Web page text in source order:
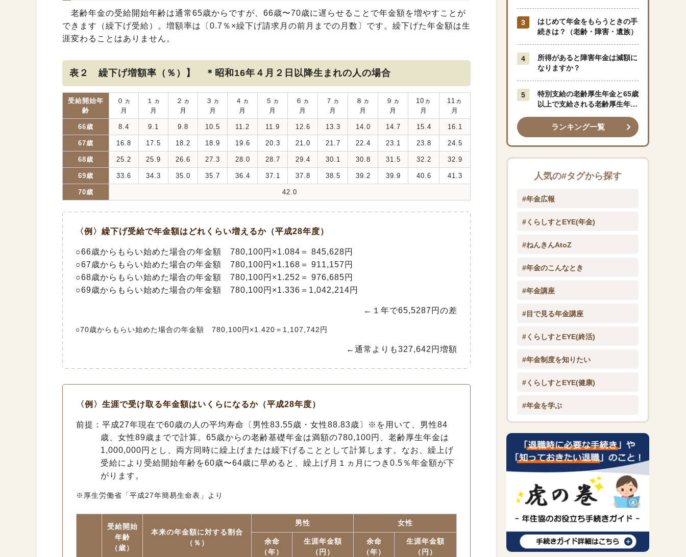
老齢年金の受給開始年齢は通常65歳からですが、66歳〜70歳に遅らせることで年金額を増やすことが
できます（繰下げ受給）。増額率は〔0.7％×繰下げ請求月の前月までの月数〕です。繰下げた年金額は生
涯変わることはありません。
表２ 繰下げ増額率（％）】 ＊昭和16年４月２日以降生まれの人の場合
受給開始年
齢
０ヵ
月
１ヵ
月
２ヵ
月
３ヵ
月
４ヵ
月
５ヵ
月
６ヵ
月
７ヵ
月
８ヵ
月
９ヵ
月
10ヵ
月
11ヵ
月
66歳 8.4 9.1 9.8 10.5 11.2 11.9 12.6 13.3 14.0 14.7 15.4 16.1
67歳 16.8 17.5 18.2 18.9 19.6 20.3 21.0 21.7 22.4 23.1 23.8 24.5
68歳 25.2 25.9 26.6 27.3 28.0 28.7 29.4 30.1 30.8 31.5 32.2 32.9
69歳 33.6 34.3 35.0 35.7 36.4 37.1 37.8 38.5 39.2 39.9 40.6 41.3
70歳 42.0
〈例〉繰下げ受給で年金額はどれくらい増えるか（平成28年度）
○66歳からもらい始めた場合の年金額 780,100円×1.084＝ 845,628円
○67歳からもらい始めた場合の年金額 780,100円×1.168＝ 911,157円
○68歳からもらい始めた場合の年金額 780,100円×1.252＝ 976,685円
○69歳からもらい始めた場合の年金額 780,100円×1.336＝1,042,214円
←１年で65,5287円の差
○70歳からもらい始めた場合の年金額 780,100円×1.420＝1,107,742円
←通常よりも327,642円増額
〈例〉生涯で受け取る年金額はいくらになるか（平成28年度）
前提：平成27年現在で60歳の人の平均寿命〔男性83.55歳・女性88.83歳〕 ※ を用いて、男性84
歳、女性89歳までで計算。65歳からの老齢基礎年金は満額の780,100円、老齢厚生年金は
1,000,000円とし、両方同時に繰上げまたは繰下げることとして計算します。なお、繰上げ
受給により受給開始年齢を60歳〜64歳に早めると、繰上げ月１ヵ月につき0.5％年金額が下
がります。
※厚生労働省「平成27年簡易生命表」より
受給開始
年齢
（歳）
本来の年金額に対する割合
（％）
男性 女性
余命
（年）
生涯年金額
（円）
余命
（年）
生涯年金額
（円）
はじめて年金をもらうときの手
続きは？（老齢・障害・遺族）
所得があると障害年金は減額に
なりますか？
特別支給の老齢厚生年金と65歳
以上で支給される老齢厚生年金
ランキング一覧
人気の#タグから探す
#年金広報
#くらしすとEYE(年金)
#ねんきんAtoZ
#年金のこんなとき
#年金講座
#目で見る年金講座
#くらしすとEYE(終活)
#年金制度を知りたい
#くらしすとEYE(健康)
#年金を学ぶ